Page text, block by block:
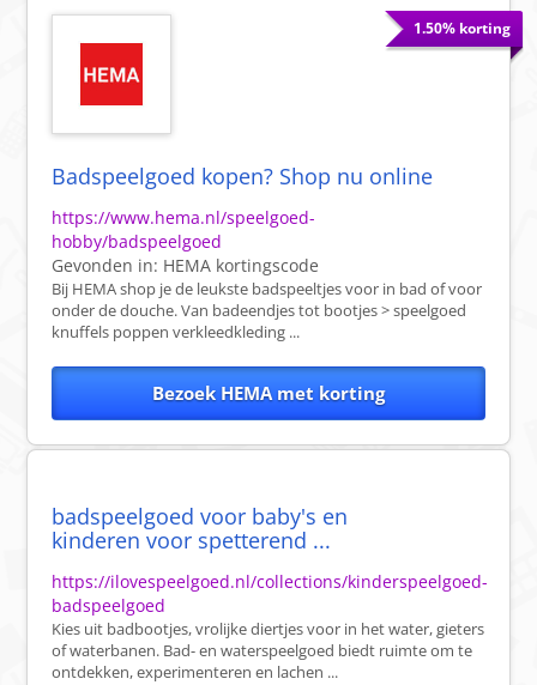
1.50% korting
Badspeelgoed kopen? Shop nu online
https://www.hema.nl/speelgoed-
hobby/badspeelgoed
Gevonden in: HEMA kortingscode
Bij HEMA shop je de leukste badspeeltjes voor in bad of voor
onder de douche. Van badeendjes tot bootjes > speelgoed
knuffels poppen verkleedkleding ...
Bezoek HEMA met korting
badspeelgoed voor baby's en
kinderen voor spetterend ...
https://ilovespeelgoed.nl/collections/kinderspeelgoed-
badspeelgoed
Kies uit badbootjes, vrolijke diertjes voor in het water, gieters
of waterbanen. Bad- en waterspeelgoed biedt ruimte om te
ontdekken, experimenteren en lachen ...